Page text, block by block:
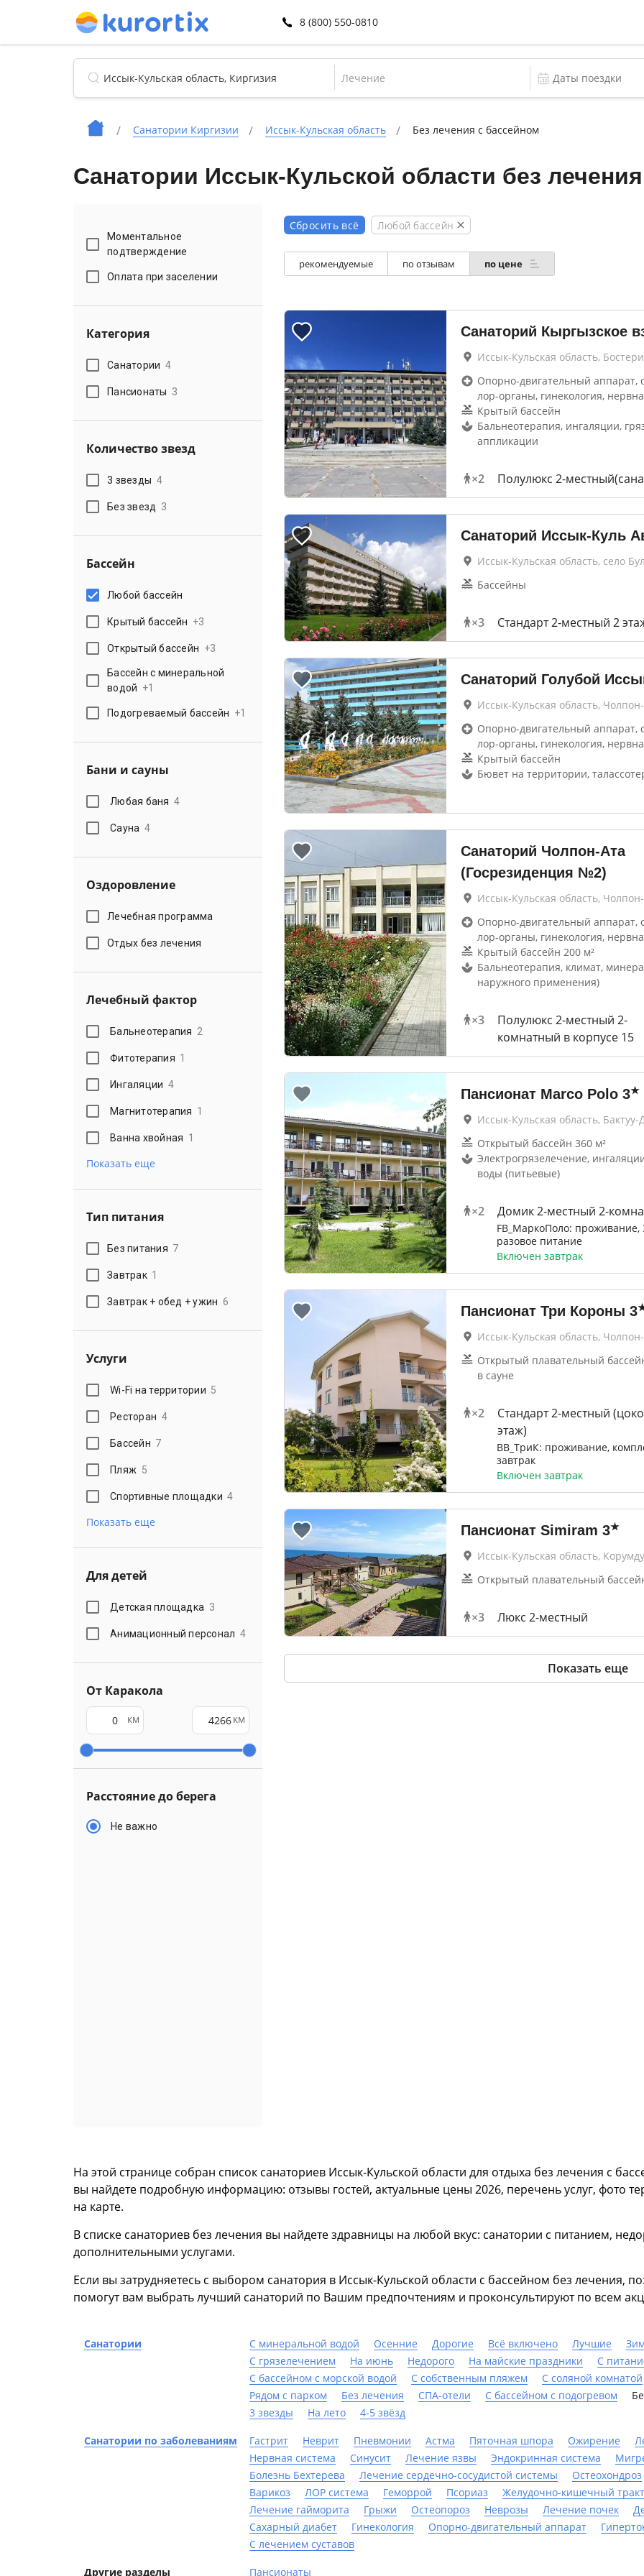
8 (800) 550-0810
Лечение
Санатории Киргизии Иссык-Кульская область Без лечения с бассейном
Санатории Иссык-Кульской области без
Моментальное
подтверждение
Оплата при заселении
Категория
Санатории 4
Пансионаты 3
Количество звезд
3 звезды 4
Без звезд 3
Бассейн
Любой бассейн
Крытый бассейн +3
Открытый бассейн +3
Бассейн с минеральной
водой +1
Подогреваемый бассейн +1
Бани и сауны
Любая баня 4
Сауна 4
Оздоровление
Лечебная программа
Отдых без лечения
Лечебный фактор
Бальнеотерапия 2
Фитотерапия 1
Ингаляции 4
Магнитотерапия 1
Ванна хвойная 1
Показать еще
Тип питания
Без питания 7
Завтрак 1
Завтрак + обед + ужин 6
Услуги
Wi-Fi на территории 5
Ресторан 4
Бассейн 7
Пляж 5
Спортивные площадки 4
Показать еще
Для детей
Детская площадка 3
Анимационный персонал 4
От Каракола
км км
Расстояние до берега
Не важно
Сбросить всё Любой бассейн
рекомендуемые по отзывам по цене
Санаторий Кыргызское
Иссык-Кульская область, Бостери
Опорно-двигательный аппарат,
лор-органы, гинекология,
Крытый бассейн
Бальнеотерапия, ингаляции,
аппликации
×2 Полулюкс 2-
Санаторий Иссык-Куль
Иссык-Кульская область, село
Бассейны
×3 Стандарт 2-местный 2
Санаторий Голубой
Иссык-Кульская область,
Опорно-двигательный аппарат,
лор-органы, гинекология,
Крытый бассейн
Бювет на территории,
Санаторий Чолпон-Ата
(Госрезиденция №2)
Иссык-Кульская область,
Опорно-двигательный аппарат,
лор-органы, гинекология,
Крытый бассейн 200 м²
Бальнеотерапия, климат,
наружного применения)
×3
Полулюкс 2-местный 2-
комнатный в корпусе 15
Пансионат Marco Polo 3★
Иссык-Кульская область, Бактуу-
Открытый бассейн 360 м²
Электрогрязелечение,
воды (питьевые)
×2 Домик 2-местный 2-
FB_МаркоПоло: проживание,
разовое питание
Включен завтрак
Пансионат Три Короны 3
Иссык-Кульская область,
Открытый плавательный
в сауне
×2
Стандарт 2-местный
этаж)
ВB_ТриК: проживание,
завтрак
Включен завтрак
Пансионат Simiram 3★
Иссык-Кульская область, Корумду
Открытый плавательный
×3 Люкс 2-местный
Показать еще
На этой странице собран список санаториев Иссык-Кульской области для отдыха без лечения с
вы найдете подробную информацию: отзывы гостей, актуальные цены 2026, перечень услуг, фото
на карте.
В списке санаториев без лечения вы найдете здравницы на любой вкус: санатории с питанием,
дополнительными услугами.
Если вы затрудняетесь с выбором санатория в Иссык-Кульской области с бассейном без лечения,
помогут вам выбрать лучший санаторий по Вашим предпочтениям и проконсультируют по всем
Санатории С минеральной водой Осенние Дорогие Всё включено Лучшие
С грязелечением
На июнь Недорого На майские праздники С
С бассейном с морской водой
С собственным пляжем С соляной комнатой
Рядом с парком
Без лечения СПА-отели С бассейном с подогревом
3 звезды
На лето 4-5 звёзд
Санатории по заболеваниям Гастрит Неврит Пневмонии Астма Пяточная шпора Ожирение
Нервная система
Синусит Лечение язвы Эндокринная система
Болезнь Бехтерева
Лечение сердечно-сосудистой системы Остеохондроз
Варикоз
ЛОР система Геморрой Псориаз Желудочно-кишечный тракт
Лечение гайморита
Грыжи Остеопороз Неврозы Лечение почек
Сахарный диабет
Гинекология Опорно-двигательный аппарат
С лечением суставов
Другие разделы Пансионаты